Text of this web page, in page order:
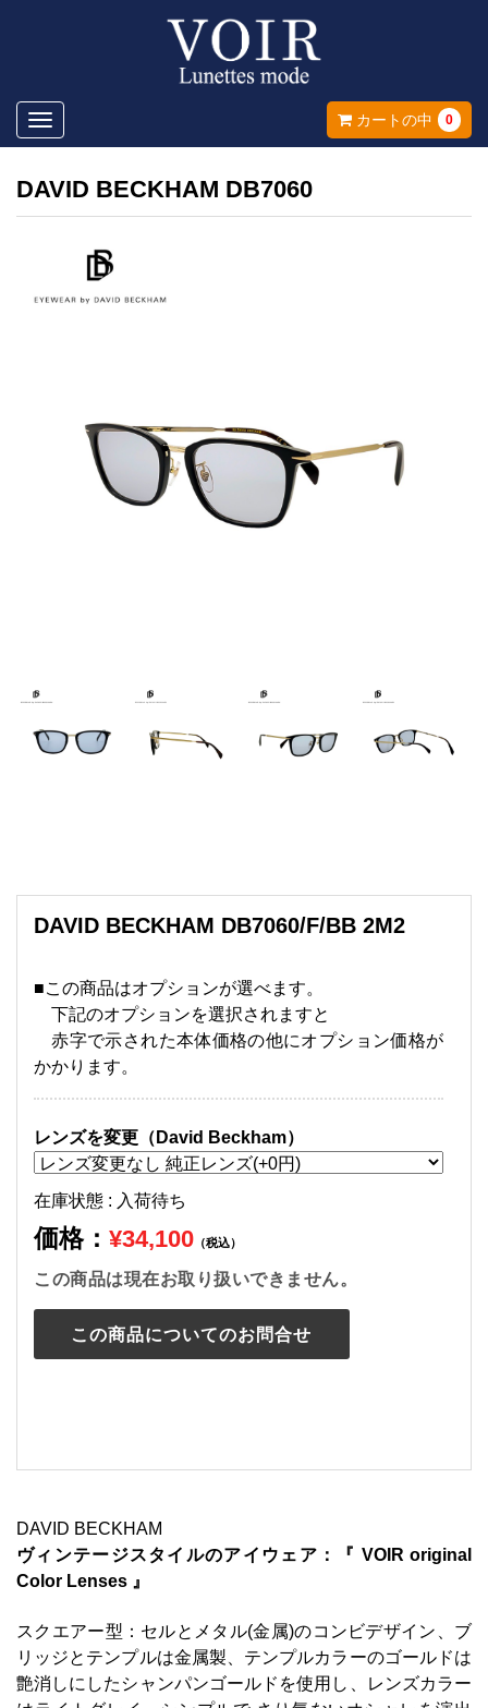
Toggle
navigation
カートの中 0
DAVID BECKHAM DB7060
DAVID BECKHAM DB7060/F/BB 2M2
■この商品はオプションが選べます。
下記のオプションを選択されますと
赤字で示された本体価格の他にオプション価格が
かかります。
レンズを変更（David Beckham）
在庫状態 : 入荷待ち
価格： ¥34,100 （税込）
この商品は現在お取り扱いできません。
この商品についてのお問合せ
DAVID BECKHAM
ヴィンテージスタイルのアイウェア ：『 VOIR original
Color Lenses 』
スクエアー型：セルとメタル(金属)のコンビデザイン、ブ
リッジとテンプルは金属製、テンプルカラーのゴールドは
艶消しにしたシャンパンゴールドを使用し、レンズカラー